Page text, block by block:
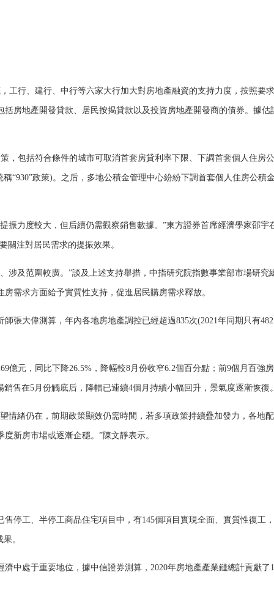
行、建行、中行等六家大行加大對房地產融資的支持力度，按照要求
房地產開發貸款、居民按揭貸款以及投資房地產開發商的債券。據估
包括符合條件的城市可取消首套房貸利率下限、下調首套個人住房
“930”政策)。之后，多地公積金管理中心紛紛下調首套個人住房公積
力度較大，但后續仍需觀察銷售數據。”東方證券首席經濟學家邵宇
關注對居民需求的提振效果。
及范圍較廣。”談及上述支持舉措，中指研究院指數事業部市場研究
需求方面給予實質性支持，促進居民購房需求釋放。
大偉測算，年內各地房地產調控已經超過835次(2021年同期只有482
元，同比下降26.5%，降幅較8月份收窄6.2個百分點；前9個月百強
售在5月份觸底后，降幅已連續4個月持續小幅回升，景氣度逐漸恢復。
緒仍在，前期政策顯效仍需時間，若多項政策持續疊加發力，各地
新房市場或逐漸企穩。”陳文靜表示。
工、半停工商品住宅項目中，有145個項目實現全面、實質性復工
。
處于重要地位，據中信證券測算，2020年房地產產業鏈總計貢獻了